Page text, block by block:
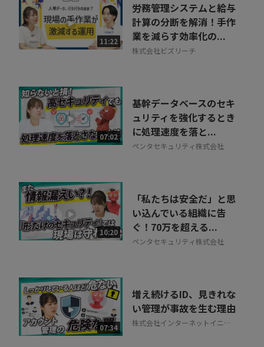
11:22
労務管理システムと給与
計算の分断を解消！手作
業を減らす効率化の...
株式会社ビズリーチ
07:02
基幹データベースのセキ
ュリティを強化するとき
に処理速度を落と...
ペンタセキュリティ株式会社
10:20
「私たちは安全だ」と思
い込んでいる組織に告
ぐ！70万を超える...
ペンタセキュリティ株式会社
07:34
増え続けるID、見きれな
い管理が事故を生む理由
株式会社インターネットイニシ